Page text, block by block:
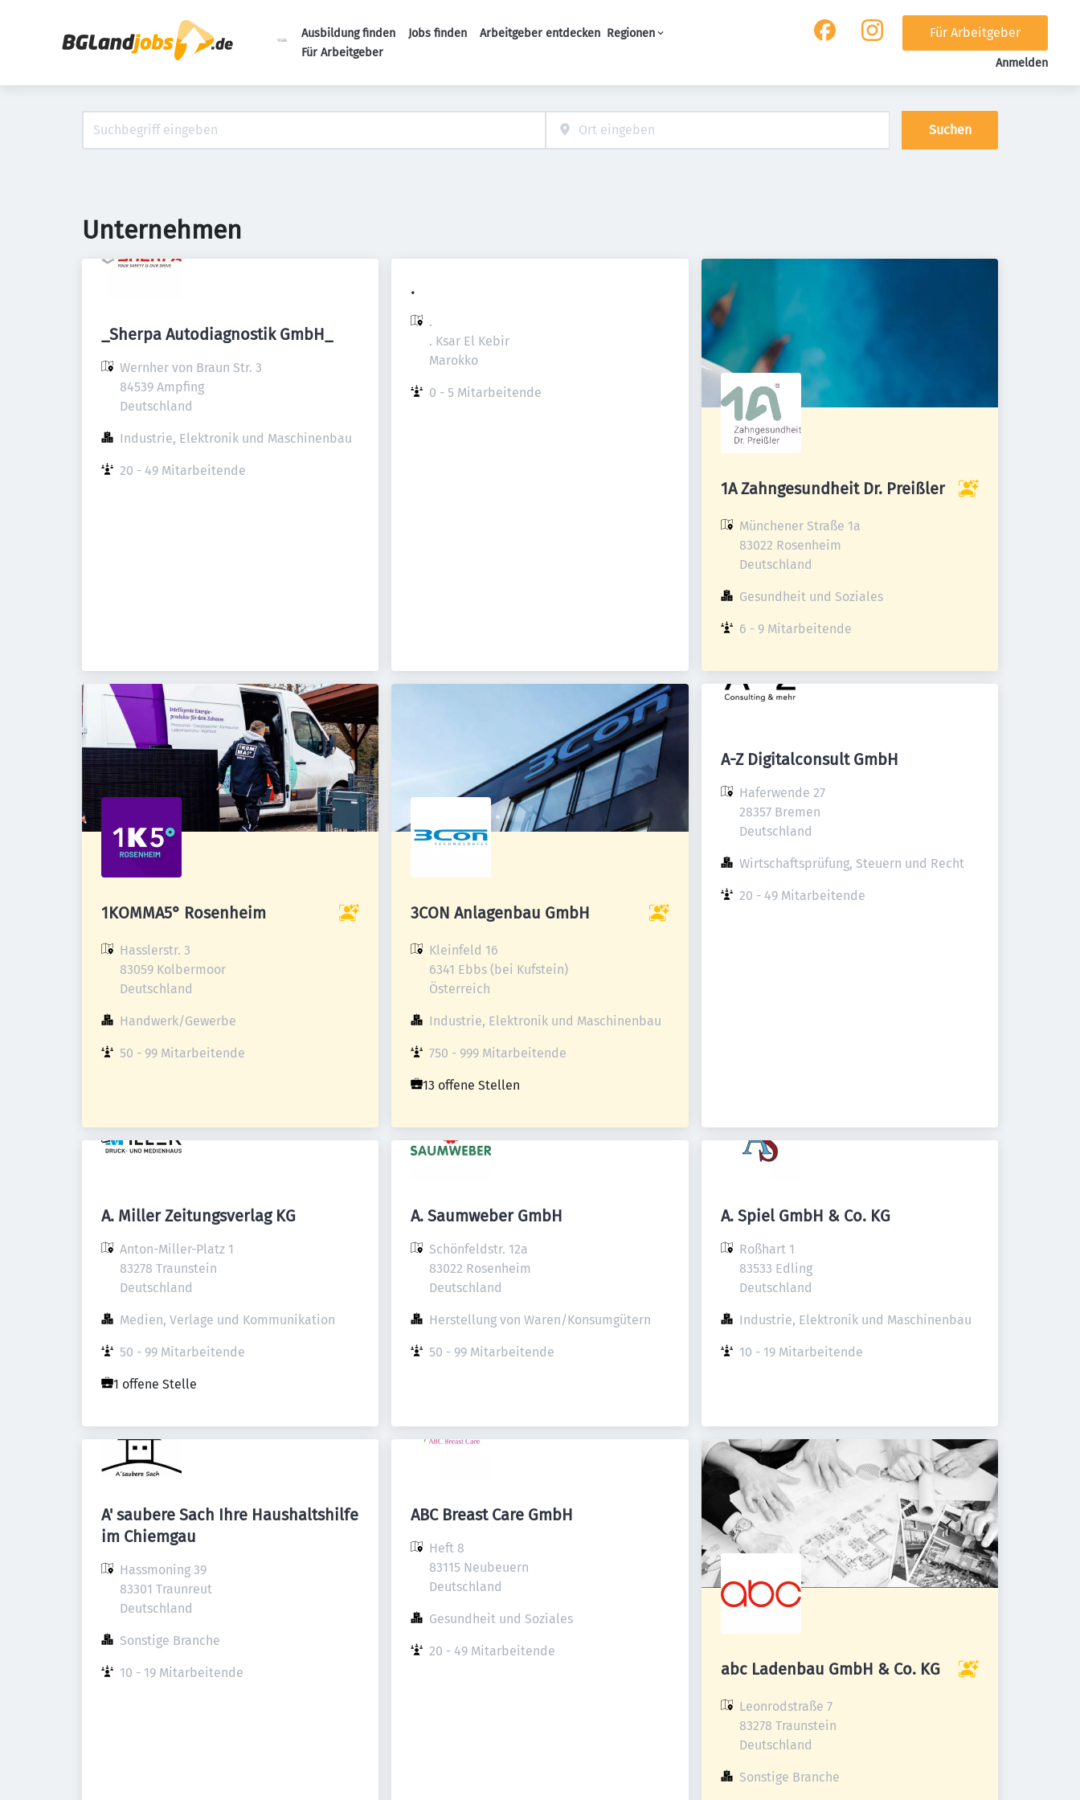
Ausbildung finden Jobs finden Arbeitgeber entdecken Regionen
Für Arbeitgeber
Für Arbeitgeber
Anmelden
Suchen
Unternehmen
_Sherpa Autodiagnostik GmbH_
Wernher von Braun Str. 3
84539 Ampfing
Deutschland
Industrie, Elektronik und Maschinenbau
20 - 49 Mitarbeitende
.
.
. Ksar El Kebir
Marokko
0 - 5 Mitarbeitende
1A Zahngesundheit Dr. Preißler
Münchener Straße 1a
83022 Rosenheim
Deutschland
Gesundheit und Soziales
6 - 9 Mitarbeitende
1KOMMA5° Rosenheim
Hasslerstr. 3
83059 Kolbermoor
Deutschland
Handwerk/Gewerbe
50 - 99 Mitarbeitende
3CON Anlagenbau GmbH
Kleinfeld 16
6341 Ebbs (bei Kufstein)
Österreich
Industrie, Elektronik und Maschinenbau
750 - 999 Mitarbeitende
13 offene Stellen
A-Z Digitalconsult GmbH
Haferwende 27
28357 Bremen
Deutschland
Wirtschaftsprüfung, Steuern und Recht
20 - 49 Mitarbeitende
A. Miller Zeitungsverlag KG
Anton-Miller-Platz 1
83278 Traunstein
Deutschland
Medien, Verlage und Kommunikation
50 - 99 Mitarbeitende
1 offene Stelle
A. Saumweber GmbH
Schönfeldstr. 12a
83022 Rosenheim
Deutschland
Herstellung von Waren/Konsumgütern
50 - 99 Mitarbeitende
A. Spiel GmbH & Co. KG
Roßhart 1
83533 Edling
Deutschland
Industrie, Elektronik und Maschinenbau
10 - 19 Mitarbeitende
A' saubere Sach Ihre Haushaltshilfe
im Chiemgau
Hassmoning 39
83301 Traunreut
Deutschland
Sonstige Branche
10 - 19 Mitarbeitende
ABC Breast Care GmbH
Heft 8
83115 Neubeuern
Deutschland
Gesundheit und Soziales
20 - 49 Mitarbeitende
abc Ladenbau GmbH & Co. KG
Leonrodstraße 7
83278 Traunstein
Deutschland
Sonstige Branche